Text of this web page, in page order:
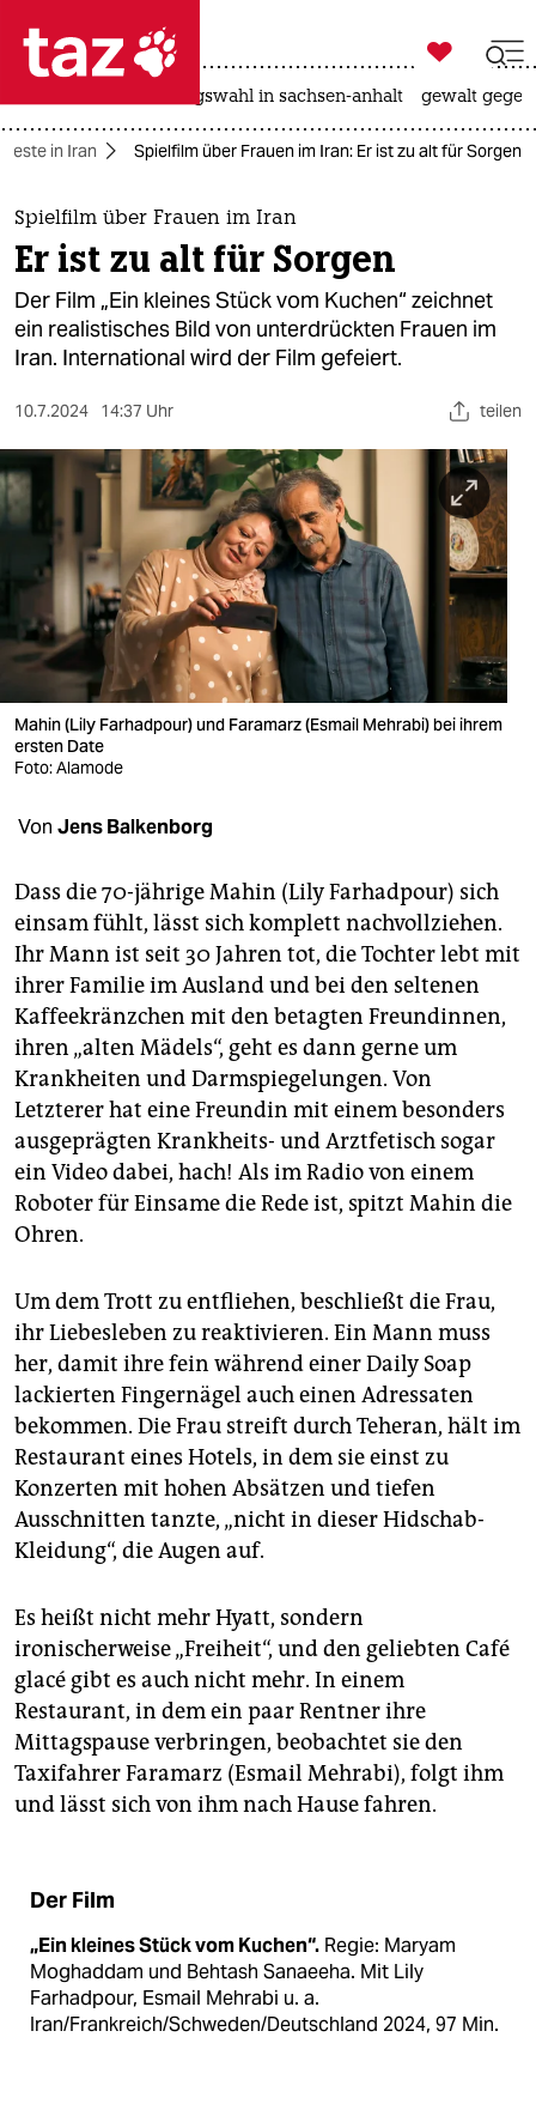
 taz zahl ich
taz zahl ich
themen
politik
öko
sport
berlin
nord
wahrheit
verlag
verlag
shop
fragen & hilfe
unterstützen
abo
genossenschaft
epaper login

taz zahl ich
landtagswahl in sachsen-anhalt gewalt
in Iran Spielfilm über Frauen im Iran: Er ist zu alt für Sorgen
Spielfilm über Frauen im Iran
Er ist zu alt für Sorgen
Der Film „Ein kleines Stück vom Kuchen“ zeichnet
ein realistisches Bild von unterdrückten Frauen im
Iran. International wird der Film gefeiert.
10.7.2024 14:37 Uhr teilen
Mahin (Lily Farhadpour) und Faramarz (Esmail Mehrabi) bei ihrem
ersten Date
Foto: Alamode
Von Jens Balkenborg
Dass die 70-jährige Mahin (Lily Farhadpour) sich
einsam fühlt, lässt sich komplett nachvollziehen.
Ihr Mann ist seit 30 Jahren tot, die Tochter lebt mit
ihrer Familie im Ausland und bei den seltenen
Kaffeekränzchen mit den betagten Freundinnen,
ihren „alten Mädels“, geht es dann gerne um
Krankheiten und Darmspiegelungen. Von
Letzterer hat eine Freundin mit einem besonders
ausgeprägten Krankheits- und Arztfetisch sogar
ein Video dabei, hach! Als im Radio von einem
Roboter für Einsame die Rede ist, spitzt Mahin die
Ohren.
Um dem Trott zu entfliehen, beschließt die Frau,
ihr Liebesleben zu reaktivieren. Ein Mann muss
her, damit ihre fein während einer Daily Soap
lackierten Fingernägel auch einen Adressaten
bekommen. Die Frau streift durch Teheran, hält im
Restaurant eines Hotels, in dem sie einst zu
Konzerten mit hohen Absätzen und tiefen
Ausschnitten tanzte, „nicht in dieser Hidschab-
Kleidung“, die Augen auf.
Es heißt nicht mehr Hyatt, sondern
ironischerweise „Freiheit“, und den geliebten Café
glacé gibt es auch nicht mehr. In einem
Restaurant, in dem ein paar Rentner ihre
Mittagspause verbringen, beobachtet sie den
Taxifahrer Faramarz (Esmail Mehrabi), folgt ihm
und lässt sich von ihm nach Hause fahren.
Der Film
„Ein kleines Stück vom Kuchen“. Regie: Maryam
Moghaddam und Behtash Sanaeeha. Mit Lily
Farhadpour, Esmail Mehrabi u. a.
Iran/Frankreich/Schweden/Deutschland 2024, 97 Min.